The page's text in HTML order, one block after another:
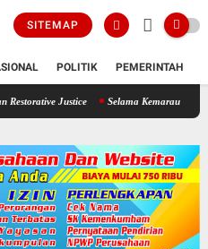
SITEMAP
POLITIK PEMERINTAH
Demi Sang Buah Hatinya , Polsek